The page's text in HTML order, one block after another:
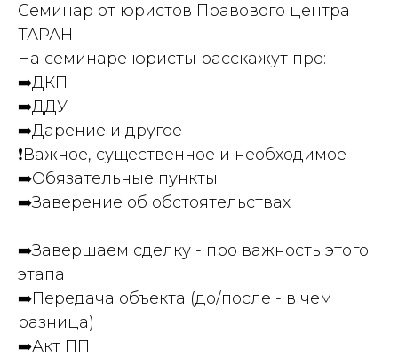
Семинар от юристов Правового центра
ТАРАН
На семинаре юристы расскажут про:
➡️ДКП
➡️ДДУ
➡️Дарение и другое
❗️Важное, существенное и необходимое
➡️Обязательные пункты
➡️Заверение об обстоятельствах
➡️Завершаем сделку - про важность этого
этапа
➡️Передача объекта (до/после - в чем
разница)
➡️Акт ПП